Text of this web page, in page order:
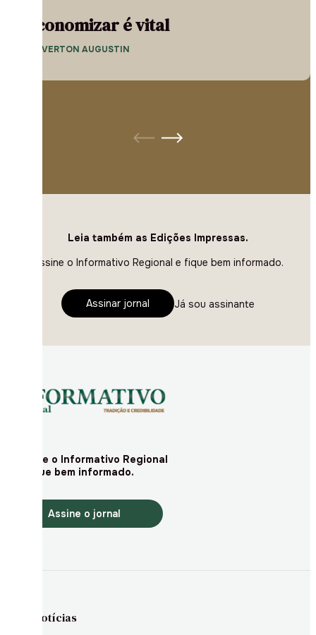
Economizar é vital
— EVERTON AUGUSTIN
Leia também as Edições Impressas.
Assine o Informativo Regional e fique bem informado.
Assinar jornal Já sou assinante
Assine o Informativo Regional
e fique bem informado.
Assine o jornal
Notícias